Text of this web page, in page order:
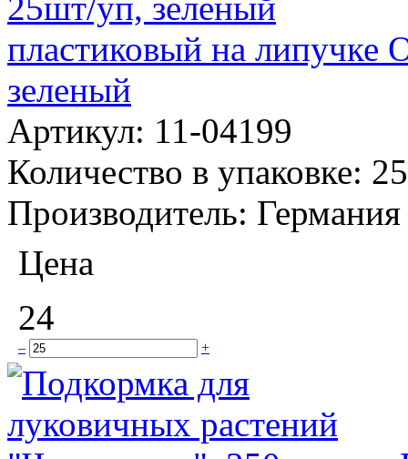
пластиковый на
зеленый
Артикул: 11-04199
Количество в упаковке: 25
Производитель: Германия
Цена
24
– +